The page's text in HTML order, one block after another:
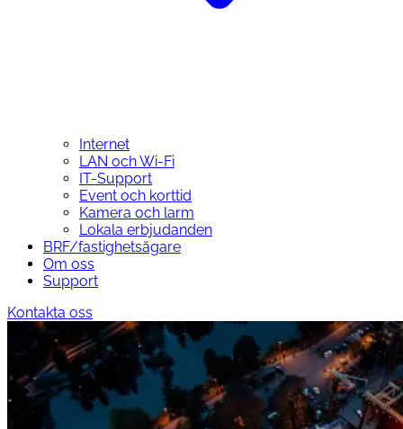
Internet
LAN och Wi-Fi
IT-Support
Event och korttid
Kamera och larm
Lokala erbjudanden
BRF/fastighetsägare
Om oss
Support
Kontakta oss